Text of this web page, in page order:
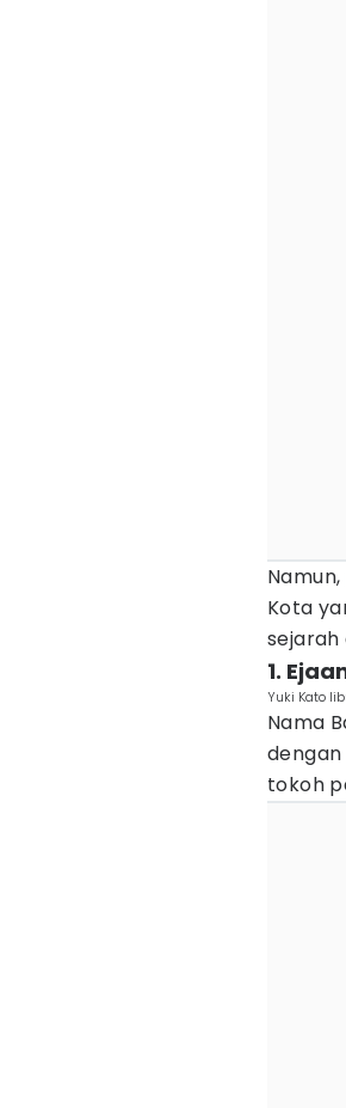
Kota
sejarah
1.
Yuki Kato
Nama
dengan
tokoh